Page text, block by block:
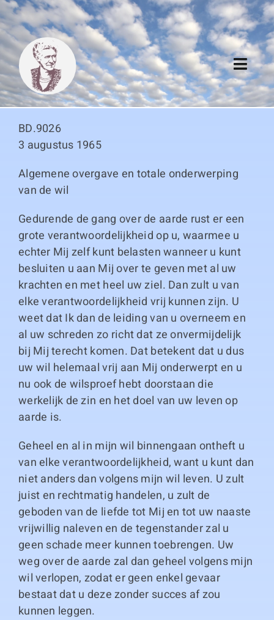
Skip
to
content
Algemeen
Thema boeken
Duitse boeken
Links
BD.9026
3 augustus 1965
Algemene overgave en totale onderwerping
van de wil
Gedurende de gang over de aarde rust er een
grote verantwoordelijkheid op u, waarmee u
echter Mij zelf kunt belasten wanneer u kunt
besluiten u aan Mij over te geven met al uw
krachten en met heel uw ziel. Dan zult u van
elke verantwoordelijkheid vrij kunnen zijn. U
weet dat Ik dan de leiding van u overneem en
al uw schreden zo richt dat ze onvermijdelijk
bij Mij terecht komen. Dat betekent dat u dus
uw wil helemaal vrij aan Mij onderwerpt en u
nu ook de wilsproef hebt doorstaan die
werkelijk de zin en het doel van uw leven op
aarde is.
Geheel en al in mijn wil binnengaan ontheft u
van elke verantwoordelijkheid, want u kunt dan
niet anders dan volgens mijn wil leven. U zult
juist en rechtmatig handelen, u zult de
geboden van de liefde tot Mij en tot uw naaste
vrijwillig naleven en de tegenstander zal u
geen schade meer kunnen toebrengen. Uw
weg over de aarde zal dan geheel volgens mijn
wil verlopen, zodat er geen enkel gevaar
bestaat dat u deze zonder succes af zou
kunnen leggen.